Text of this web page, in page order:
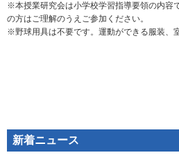
※本授業研究会は小学校学習指導要領の内容
の方はご理解のうえご参加ください。
※野球用具は不要です。運動ができる服装、
新着ニュース